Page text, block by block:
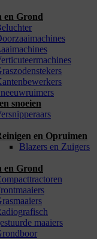
en Grond
snoeien
en Opruimen
Blazers en Zuigers
en Grond
maaiers